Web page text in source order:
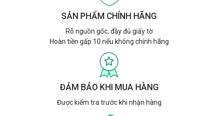
SẢN PHẨM CHÍNH HÃNG
Rõ nguồn gốc, đầy đủ giấy tờ
Hoàn tiền gấp 10 nếu không chính hãng
ĐẢM BẢO KHI MUA HÀNG
Được kiểm tra trước khi nhận hàng